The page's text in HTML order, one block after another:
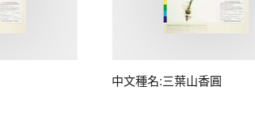
中文種名:三葉山香圓